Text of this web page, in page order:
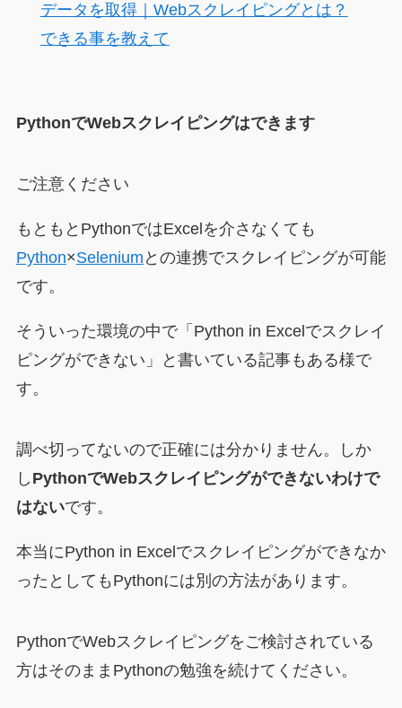
データを取得｜Webスクレイピングとは？
できる事を教えて
PythonでWebスクレイピングはできます
ご注意ください
もともとPythonではExcelを介さなくても
Python×Selenium との連携でスクレイピングが可能
です。
そういった環境の中で「Python in Excelでスクレイ
ピングができない」と書いている記事もある様で
す。
調べ切ってないので正確には分かりません。しか
し PythonでWebスクレイピングができないわけで
はないです。
本当にPython in Excelでスクレイピングができなか
ったとしてもPythonには別の方法があります。
PythonでWebスクレイピングをご検討されている
方はそのままPythonの勉強を続けてください。